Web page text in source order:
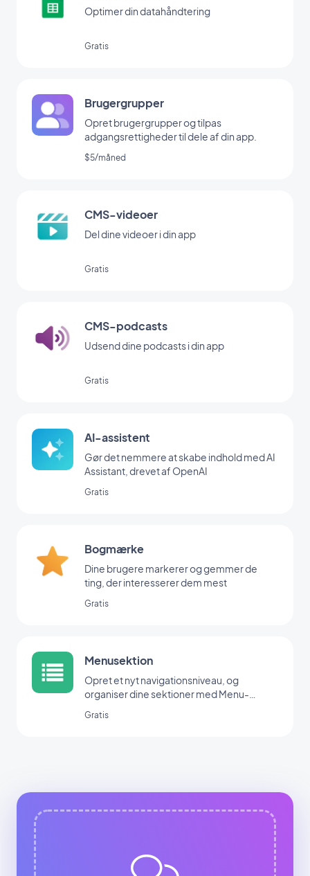
Optimer din datahåndtering
Gratis
Brugergrupper
Opret brugergrupper og tilpas
adgangsrettigheder til dele af din app.
$5/måned
CMS-videoer
Del dine videoer i din app
Gratis
CMS-podcasts
Udsend dine podcasts i din app
Gratis
AI-assistent
Gør det nemmere at skabe indhold med AI
Assistant, drevet af OpenAI
Gratis
Bogmærke
Dine brugere markerer og gemmer de
ting, der interesserer dem mest
Gratis
Menusektion
Opret et nyt navigationsniveau, og
organiser dine sektioner med Menu-
Gratis